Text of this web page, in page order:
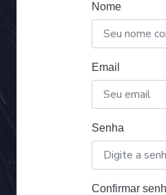
Nome
Email
Senha
Confirmar